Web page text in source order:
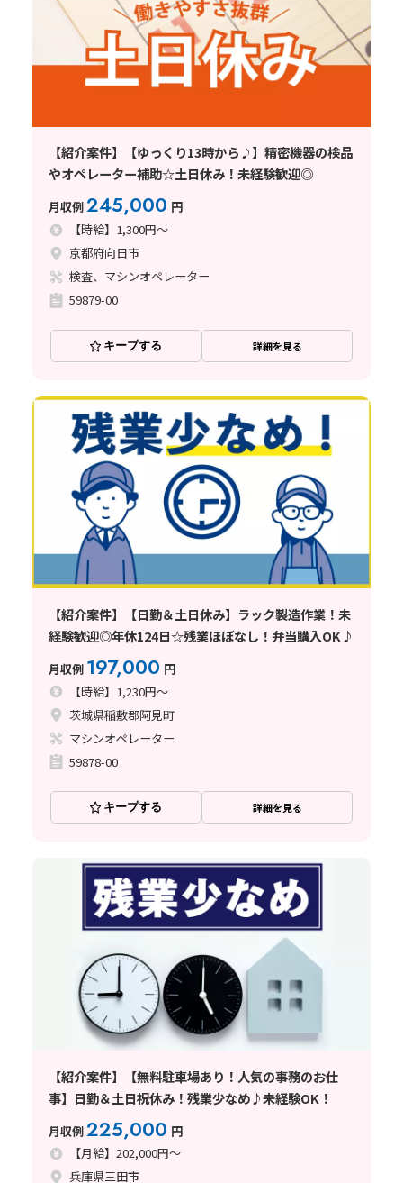
【紹介案件】【ゆっくり13時から♪】精密機器の検品
やオペレーター補助☆土日休み！未経験歓迎◎
月収例245,000 円
【時給】1,300円～
京都府向日市
検査、マシンオペレーター
59879-00
キープする 詳細を見る
【紹介案件】【日勤＆土日休み】ラック製造作業！未
経験歓迎◎年休124日☆残業ほぼなし！弁当購入OK♪
月収例 197,000 円
【時給】1,230円～
茨城県稲敷郡阿見町
マシンオペレーター
59878-00
キープする 詳細を見る
【紹介案件】【無料駐車場あり！人気の事務のお仕
事】日勤＆土日祝休み！残業少なめ♪未経験OK！
月収例225,000 円
【月給】202,000円～
兵庫県三田市